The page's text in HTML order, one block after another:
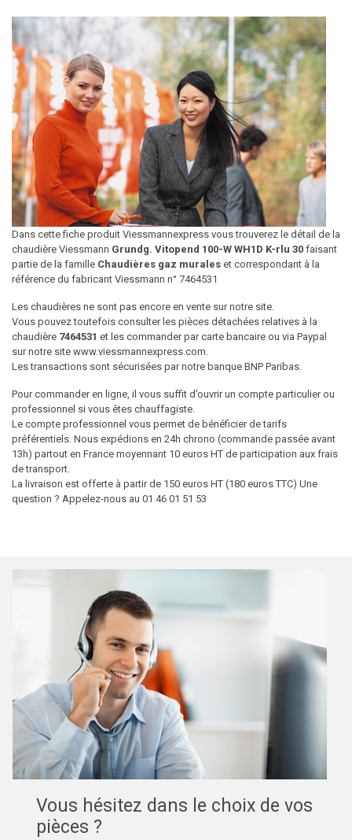
Dans cette fiche produit Viessmannexpress vous trouverez le détail de la
chaudière Viessmann Grundg. Vitopend 100-W WH1D K-rlu 30 faisant
partie de la famille Chaudières gaz murales et correspondant à la
référence du fabricant Viessmann n° 7464531
Les chaudières ne sont pas encore en vente sur notre site.
Vous pouvez toutefois consulter les pièces détachées relatives à la
chaudière 7464531 et les commander par carte bancaire ou via Paypal
sur notre site www.viessmannexpress.com.
Les transactions sont sécurisées par notre banque BNP Paribas.
Pour commander en ligne, il vous suffit d’ouvrir un compte particulier ou
professionnel si vous êtes chauffagiste.
Le compte professionnel vous permet de bénéficier de tarifs
préférentiels. Nous expédions en 24h chrono (commande passée avant
13h) partout en France moyennant 10 euros HT de participation aux frais
de transport.
La livraison est offerte à partir de 150 euros HT (180 euros TTC) Une
question ? Appelez-nous au 01 46 01 51 53
Vous hésitez dans le choix de vos
pièces ?